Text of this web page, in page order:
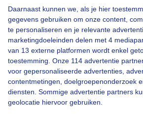
Daarnaast kunnen we, als je hier
gegevens gebruiken om onze content,
te personaliseren en je relevante
marketingdoeleinden delen met 4
van 13 externe platformen wordt enkel
toestemming. Onze 114 advertentie
voor gepersonaliseerde advertenties,
contentmetingen, doelgroepenonderzoek
diensten. Sommige advertentie partners
geolocatie hiervoor gebruiken.
Over Buienradar
Bedrijfsgegevens
Veelgestelde vragen